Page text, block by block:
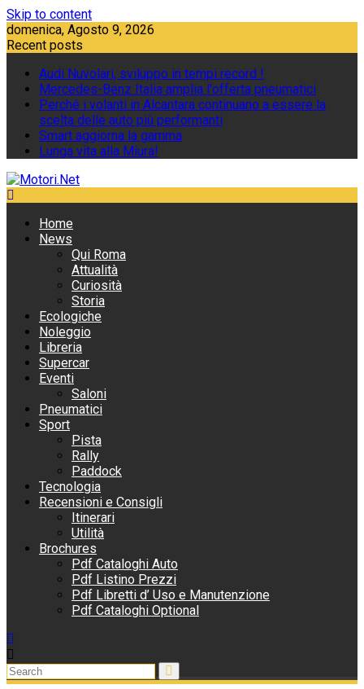
Skip to content
domenica, Agosto 9, 2026
Recent posts
Audi Nuvolari, sviluppo in tempi record !
Mercedes-Benz Italia amplia l'offerta pneumatici
Perché i volanti in Alcantara continuano a essere la
scelta delle auto più performanti
Smart aggiorna la gamma
Lunga vita alla Miura!
Home
News
Qui Roma
Attualità
Curiosità
Storia
Ecologiche
Noleggio
Libreria
Supercar
Eventi
Saloni
Pneumatici
Sport
Pista
Rally
Paddock
Tecnologia
Recensioni e Consigli
Itinerari
Utilità
Brochures
Pdf Cataloghi Auto
Pdf Listino Prezzi
Pdf Libretti d’ Uso e Manutenzione
Pdf Cataloghi Optional